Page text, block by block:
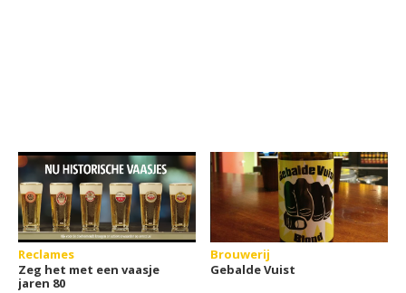
Reclames
Zeg het met een vaasje
jaren 80
Brouwerij
Gebalde Vuist